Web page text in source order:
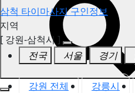
삼척 타이마사지 구인정보
지역
[ 강원-삼척시 ]
전국
서울 경기
강원 전체 강릉시